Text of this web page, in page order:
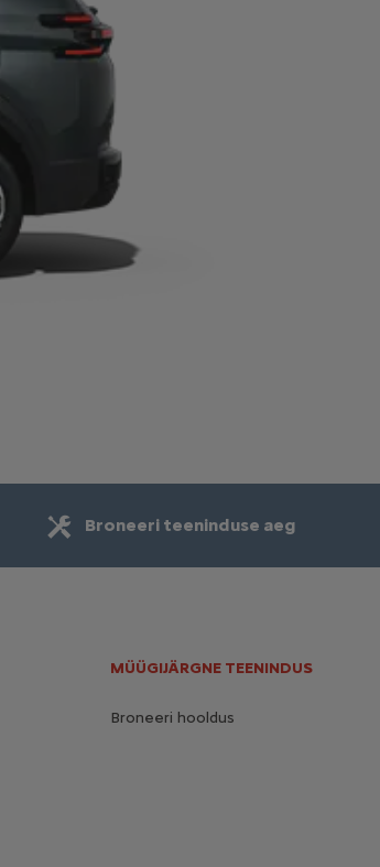
Broneeri teeninduse aeg
MÜÜGIJÄRGNE TEENINDUS
Broneeri hooldus